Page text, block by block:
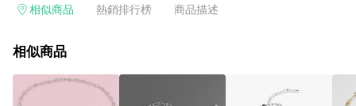
回饋訂單不得享有 Pinkoi 站方優惠，例如首購優惠，P coins，
行為，不具贈點資格，部分退款不在此限。 6. APP 請更新至
貨後 45 天後發送。 8. 群眾募資商品，禮物卡，開館保證金，補
運費，攤位費等不具贈點資格。 9. LINE 購物站上之商品規格、
相似商品 熱銷排行榜 商品描述
相似商品